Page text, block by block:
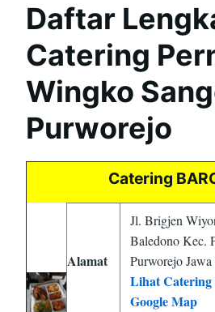
Daftar
Catering
Wingko
Purworejo
Catering
Alamat
Jl. Brigjen
Baledono Kec.
Purworejo
Lihat
Google Map